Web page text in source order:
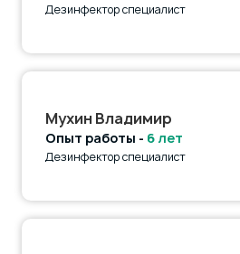
Дезинфектор специалист
Мухин Владимир
Опыт работы - 6 лет
Дезинфектор специалист